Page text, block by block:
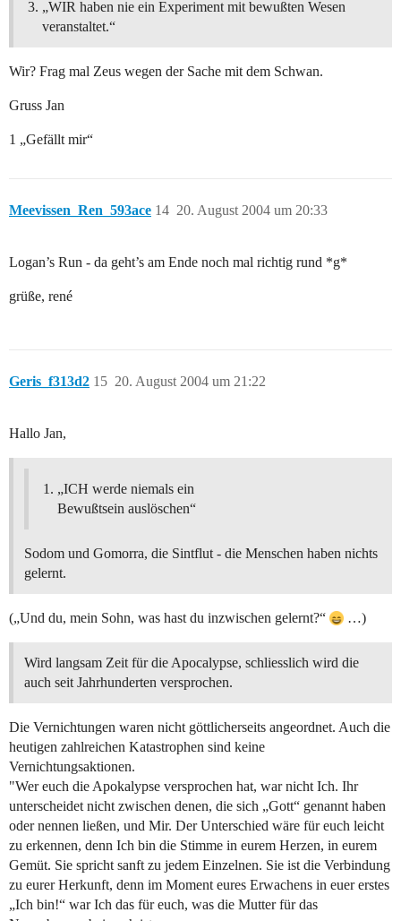
„WIR haben nie ein Experiment mit bewußten Wesen
veranstaltet.“
Wir? Frag mal Zeus wegen der Sache mit dem Schwan.
Gruss Jan
1 „Gefällt mir“
Meevissen_Ren_593ace 20. August 2004 um 20:33
14
Logan’s Run - da geht’s am Ende noch mal richtig rund *g*
grüße, rené
Geris_f313d2 20. August 2004 um 21:22
15
Hallo Jan,
„ICH werde niemals ein
Bewußtsein auslöschen“
Sodom und Gomorra, die Sintflut - die Menschen haben nichts
gelernt.
(„Und du, mein Sohn, was hast du inzwischen gelernt?“ …)
Wird langsam Zeit für die Apocalypse, schliesslich wird die
auch seit Jahrhunderten versprochen.
Die Vernichtungen waren nicht göttlicherseits angeordnet. Auch die
heutigen zahlreichen Katastrophen sind keine
Vernichtungsaktionen.
"Wer euch die Apokalypse versprochen hat, war nicht Ich. Ihr
unterscheidet nicht zwischen denen, die sich „Gott“ genannt haben
oder nennen ließen, und Mir. Der Unterschied wäre für euch leicht
zu erkennen, denn Ich bin die Stimme in eurem Herzen, in eurem
Gemüt. Sie spricht sanft zu jedem Einzelnen. Sie ist die Verbindung
zu eurer Herkunft, denn im Moment eures Erwachens in euer erstes
„Ich bin!“ war Ich das für euch, was die Mutter für das